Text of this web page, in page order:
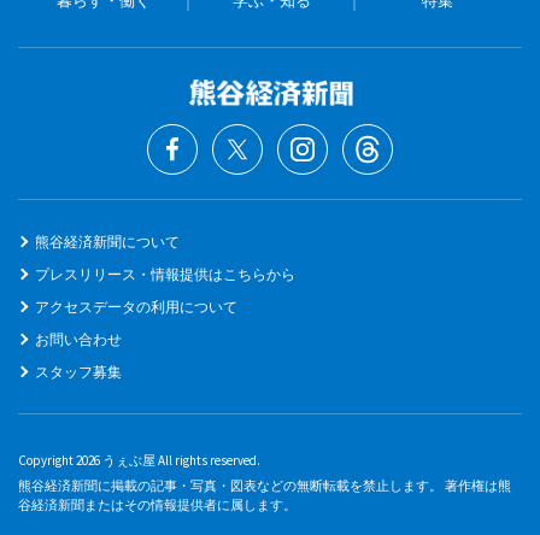
熊谷経済新聞について
プレスリリース・情報提供はこちらから
アクセスデータの利用について
お問い合わせ
スタッフ募集
Copyright 2026 うぇぶ屋 All rights reserved.
熊谷経済新聞に掲載の記事・写真・図表などの無断転載を禁止します。 著作権は熊
谷経済新聞またはその情報提供者に属します。